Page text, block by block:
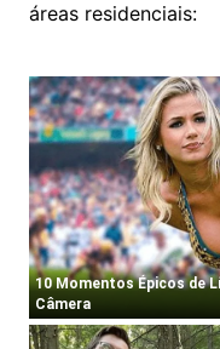
áreas residenciais: